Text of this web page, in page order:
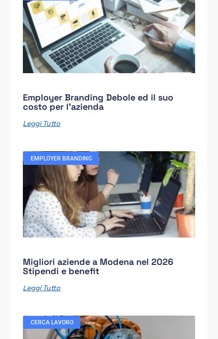
Employer Branding Debole ed il suo
costo per l’azienda
Leggi Tutto
EMPLOYER BRANDING
Migliori aziende a Modena nel 2026
Stipendi e benefit
Leggi Tutto
CERCA LAVORO